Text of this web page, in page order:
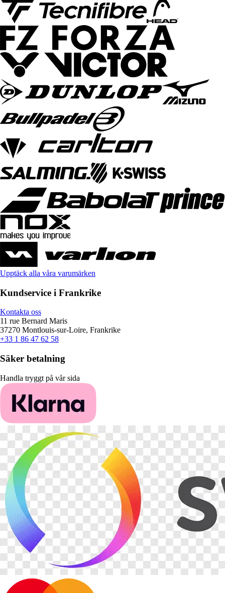
Upptäck alla våra varumärken
Kundservice i Frankrike
Kontakta oss
11 rue Bernard Maris
37270 Montlouis-sur-Loire, Frankrike
+33 1 86 47 62 58
Säker betalning
Handla tryggt på vår sida